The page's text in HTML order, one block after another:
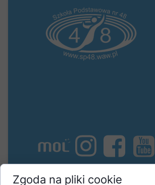
Zgoda na pliki cookie